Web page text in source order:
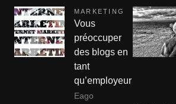
MARKETING
Vous
préoccuper
des blogs en
tant
qu’employeur
Eago